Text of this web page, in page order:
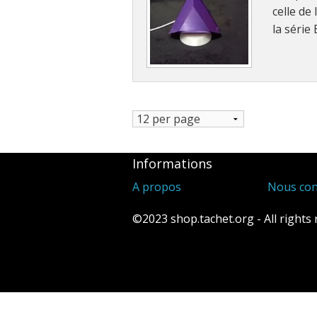
celle de
la série
Informations
A propos Nous
©2023 shop.tachet.org - All rights